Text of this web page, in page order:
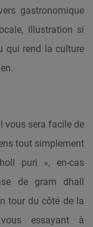
gastronomique
illustration si
qui rend la culture
vous sera facile de
tout simplement
puri », en-cas
de gram dhall
tour du côté de la
essayant à